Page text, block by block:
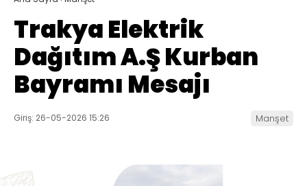
Trakya Elektrik
Dağıtım A.Ş Kurban
Bayramı Mesajı
Giriş: 26-05-2026 15:26 Manşet